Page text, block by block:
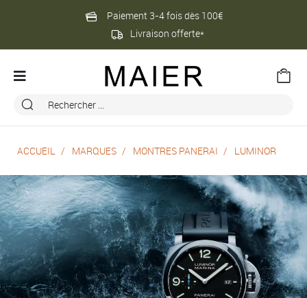
Paiement 3-4 fois dès 100€
Livraison offerte*
ACCUEIL MARQUES MONTRES PANERAI LUMINOR